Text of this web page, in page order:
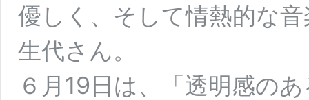
優しく、そして情熱的な
生代さん。
６月19日は、「透明感の